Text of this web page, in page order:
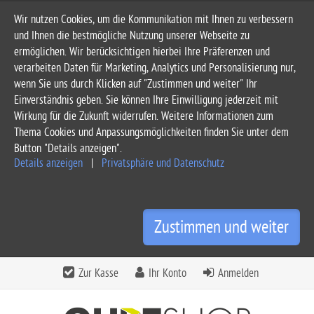
Wir nutzen Cookies, um die Kommunikation mit Ihnen zu verbessern
und Ihnen die bestmögliche Nutzung unserer Webseite zu
ermöglichen. Wir berücksichtigen hierbei Ihre Präferenzen und
verarbeiten Daten für Marketing, Analytics und Personalisierung nur,
wenn Sie uns durch Klicken auf "Zustimmen und weiter" Ihr
Einverständnis geben. Sie können Ihre Einwilligung jederzeit mit
Wirkung für die Zukunft widerrufen. Weitere Informationen zum
Thema Cookies und Anpassungsmöglichkeiten finden Sie unter dem
Button "Details anzeigen".
Details anzeigen
Privatsphäre und Datenschutz
Zustimmen und weiter
Zur Kasse Ihr Konto Anmelden